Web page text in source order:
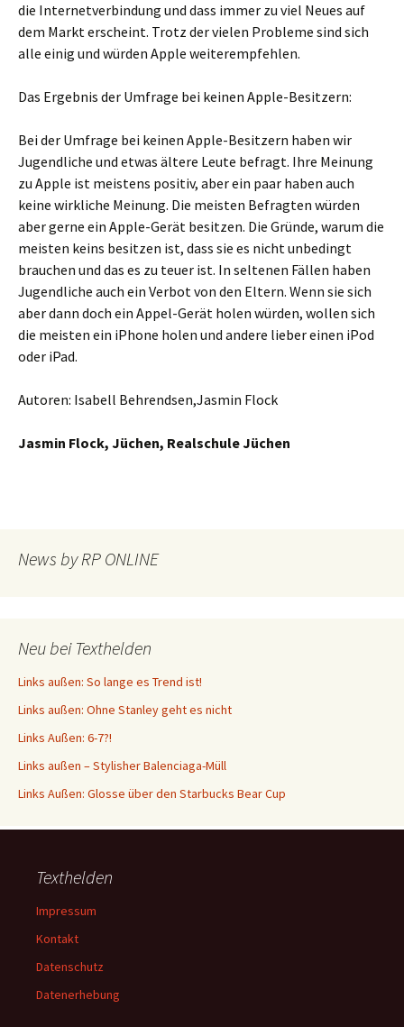
die Internetverbindung und dass immer zu viel Neues auf
dem Markt erscheint. Trotz der vielen Probleme sind sich
alle einig und würden Apple weiterempfehlen.
Das Ergebnis der Umfrage bei keinen Apple-Besitzern:
Bei der Umfrage bei keinen Apple-Besitzern haben wir
Jugendliche und etwas ältere Leute befragt. Ihre Meinung
zu Apple ist meistens positiv, aber ein paar haben auch
keine wirkliche Meinung. Die meisten Befragten würden
aber gerne ein Apple-Gerät besitzen. Die Gründe, warum die
meisten keins besitzen ist, dass sie es nicht unbedingt
brauchen und das es zu teuer ist. In seltenen Fällen haben
Jugendliche auch ein Verbot von den Eltern. Wenn sie sich
aber dann doch ein Appel-Gerät holen würden, wollen sich
die meisten ein iPhone holen und andere lieber einen iPod
oder iPad.
Autoren: Isabell Behrendsen,Jasmin Flock
Jasmin Flock, Jüchen, Realschule Jüchen
News by RP ONLINE
Neu bei Texthelden
Links außen: So lange es Trend ist!
Links außen: Ohne Stanley geht es nicht
Links Außen: 6-7?!
Links außen – Stylisher Balenciaga-Müll
Links Außen: Glosse über den Starbucks Bear Cup
Texthelden
Impressum
Kontakt
Datenschutz
Datenerhebung